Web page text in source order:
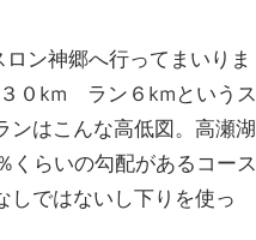
ン神郷へ行ってまいりま
０km ラン６kmというス
ンはこんな高低図。高瀬湖
くらいの勾配があるコース
しではないし下りを使っ